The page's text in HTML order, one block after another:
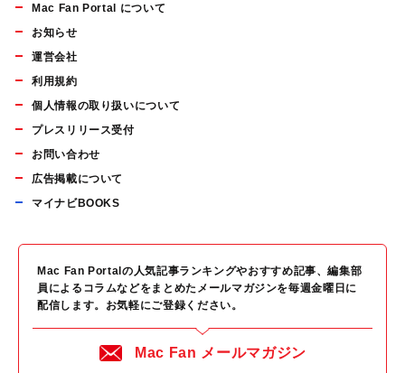
Mac Fan Portal について
お知らせ
運営会社
利用規約
個人情報の取り扱いについて
プレスリリース受付
お問い合わせ
広告掲載について
マイナビBOOKS
Mac Fan Portalの人気記事ランキングやおすすめ記事、編集部
員によるコラムなどをまとめたメールマガジンを毎週金曜日に
配信します。お気軽にご登録ください。
Mac Fan メールマガジン